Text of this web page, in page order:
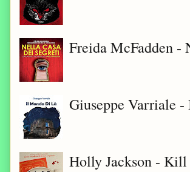
Freida McFadden -
Giuseppe Varriale
Holly Jackson - Kill